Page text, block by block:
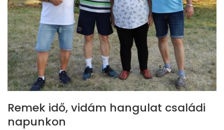
Remek idő, vidám hangulat családi
napunkon